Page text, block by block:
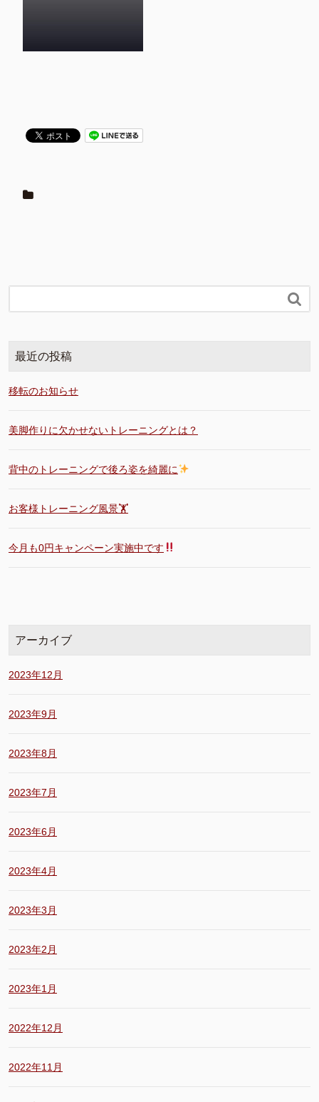

最近の投稿
移転のお知らせ
美脚作りに欠かせないトレーニングとは？
背中のトレーニングで後ろ姿を綺麗に
お客様トレーニング風景🏋️
今月も0円キャンペーン実施中です
アーカイブ
2023年12月
2023年9月
2023年8月
2023年7月
2023年6月
2023年4月
2023年3月
2023年2月
2023年1月
2022年12月
2022年11月